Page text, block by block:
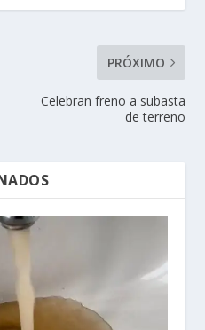
PRÓXIMO
Celebran freno a subasta
de terreno